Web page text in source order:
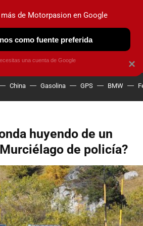
ELÉCTRICOS OBSERVATORIO
China Gasolina GPS BMW
huyendo de un
de policía?
×
más de Motorpasion en Google
como fuente preferida
una cuenta de Google